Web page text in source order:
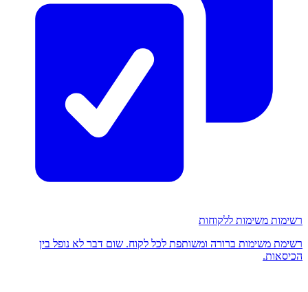
רשימות משימות ללקוחות
רשימת משימות ברורה ומשותפת לכל לקוח. שום דבר לא נופל בין
הכיסאות.